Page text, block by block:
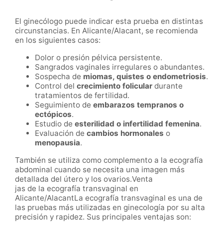
El ginecólogo puede indicar esta prueba en distintas
circunstancias. En Alicante/Alacant, se recomienda
en los siguientes casos:
Dolor o presión pélvica persistente.
Sangrados vaginales irregulares o abundantes.
Sospecha de miomas, quistes o endometriosis.
Control del crecimiento folicular durante
tratamientos de fertilidad.
Seguimiento de embarazos tempranos o
ectópicos.
Estudio de esterilidad o infertilidad femenina.
Evaluación de cambios hormonales o
menopausia.
También se utiliza como complemento a la ecografía
abdominal cuando se necesita una imagen más
detallada del útero y los ovarios.Venta
jas de la ecografía transvaginal en
Alicante/AlacantLa ecografía transvaginal es una de
las pruebas más utilizadas en ginecología por su alta
precisión y rapidez. Sus principales ventajas son: